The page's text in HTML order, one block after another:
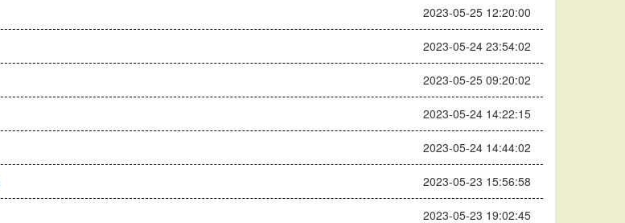
2023-05-25 12:20:00
2023-05-24 23:54:02
2023-05-25 09:20:02
2023-05-24 14:22:15
2023-05-24 14:44:02
2023-05-23 15:56:58
2023-05-23 19:02:45